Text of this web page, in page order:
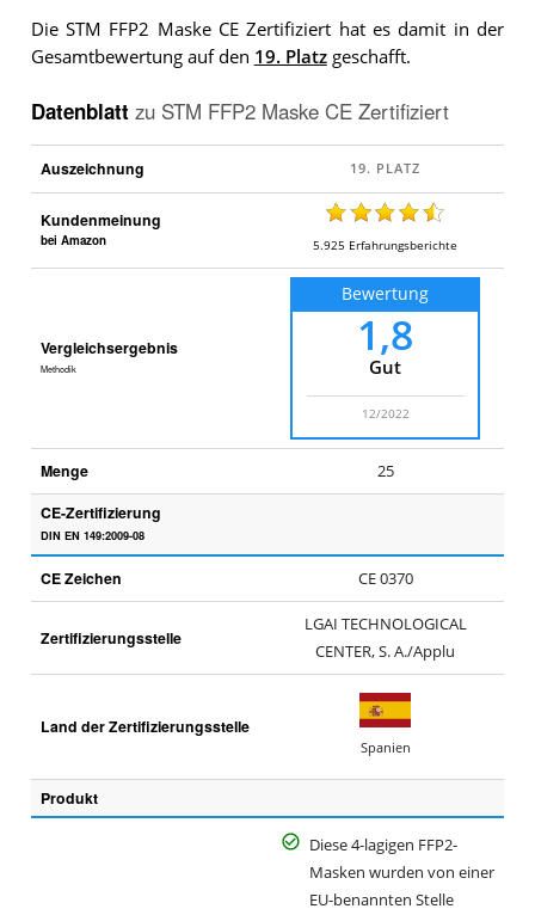
Die STM FFP2 Maske CE Zertifiziert hat es damit in der
Gesamtbewertung auf den 19. Platzgeschafft.
Datenblatt zu STM FFP2 Maske CE Zertifiziert
Auszeichnung
Kundenmeinung
bei Amazon 5.925 Erfahrungsberichte
Vergleichsergebnis
Methodik
Bewertung
1,8
Gut
12/2022
Menge 25
CE-Zertifizierung
DIN EN 149:2009-08
CE Zeichen CE 0370
Zertifizierungsstelle
LGAI TECHNOLOGICAL
CENTER, S. A./Applu
Land der Zertifizierungsstelle
Spanien
Produkt
Diese 4-lagigen FFP2-
Masken wurden von einer
EU-benannten Stelle